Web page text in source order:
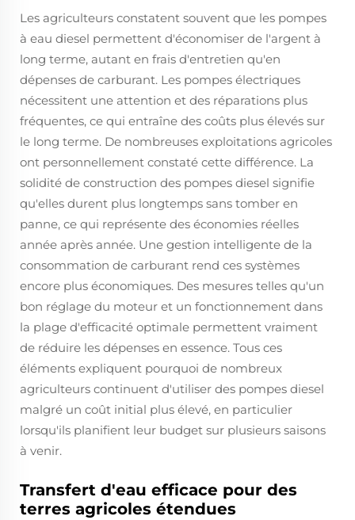
Les agriculteurs constatent souvent que les pompes
à eau diesel permettent d'économiser de l'argent à
long terme, autant en frais d'entretien qu'en
dépenses de carburant. Les pompes électriques
nécessitent une attention et des réparations plus
fréquentes, ce qui entraîne des coûts plus élevés sur
le long terme. De nombreuses exploitations agricoles
ont personnellement constaté cette différence. La
solidité de construction des pompes diesel signifie
qu'elles durent plus longtemps sans tomber en
panne, ce qui représente des économies réelles
année après année. Une gestion intelligente de la
consommation de carburant rend ces systèmes
encore plus économiques. Des mesures telles qu'un
bon réglage du moteur et un fonctionnement dans
la plage d'efficacité optimale permettent vraiment
de réduire les dépenses en essence. Tous ces
éléments expliquent pourquoi de nombreux
agriculteurs continuent d'utiliser des pompes diesel
malgré un coût initial plus élevé, en particulier
lorsqu'ils planifient leur budget sur plusieurs saisons
à venir.
Transfert d'eau efficace pour des
terres agricoles étendues